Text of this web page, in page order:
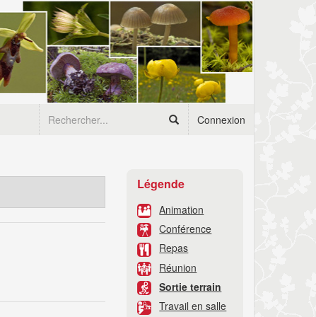
Connexion
Légende
Animation
Conférence
Repas
Réunion
Sortie terrain
Travail en salle